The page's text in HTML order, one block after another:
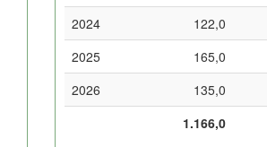
2024
122,0
2025
165,0
2026
135,0
1.166,0